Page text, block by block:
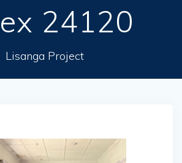
24120
Lisanga Project